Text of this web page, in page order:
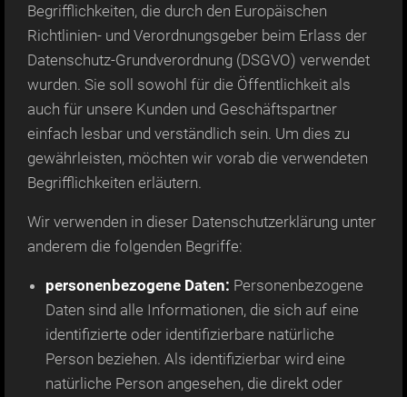
Begrifflichkeiten, die durch den Europäischen
Richtlinien- und Verordnungsgeber beim Erlass der
Datenschutz-Grundverordnung (DSGVO) verwendet
wurden. Sie soll sowohl für die Öffentlichkeit als
auch für unsere Kunden und Geschäftspartner
einfach lesbar und verständlich sein. Um dies zu
gewährleisten, möchten wir vorab die verwendeten
Begrifflichkeiten erläutern.
Wir verwenden in dieser Datenschutzerklärung unter
anderem die folgenden Begriffe:
personenbezogene Daten: Personenbezogene
Daten sind alle Informationen, die sich auf eine
identifizierte oder identifizierbare natürliche
Person beziehen. Als identifizierbar wird eine
natürliche Person angesehen, die direkt oder